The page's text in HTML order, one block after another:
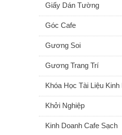
Giấy Dán Tường
Góc Cafe
Gương Soi
Gương Trang Trí
Khóa Học Tài Liệu Kinh
Khởi Nghiệp
Kinh Doanh Cafe Sạch